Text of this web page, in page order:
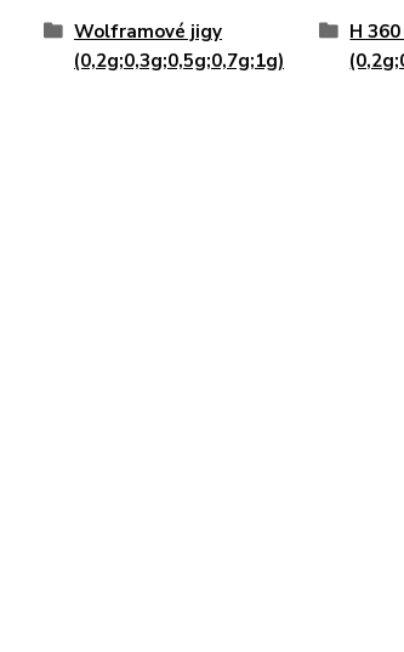
Wolframové jigy
(0,2g;0,3g;0,5g;0,7g;1g)
H 360